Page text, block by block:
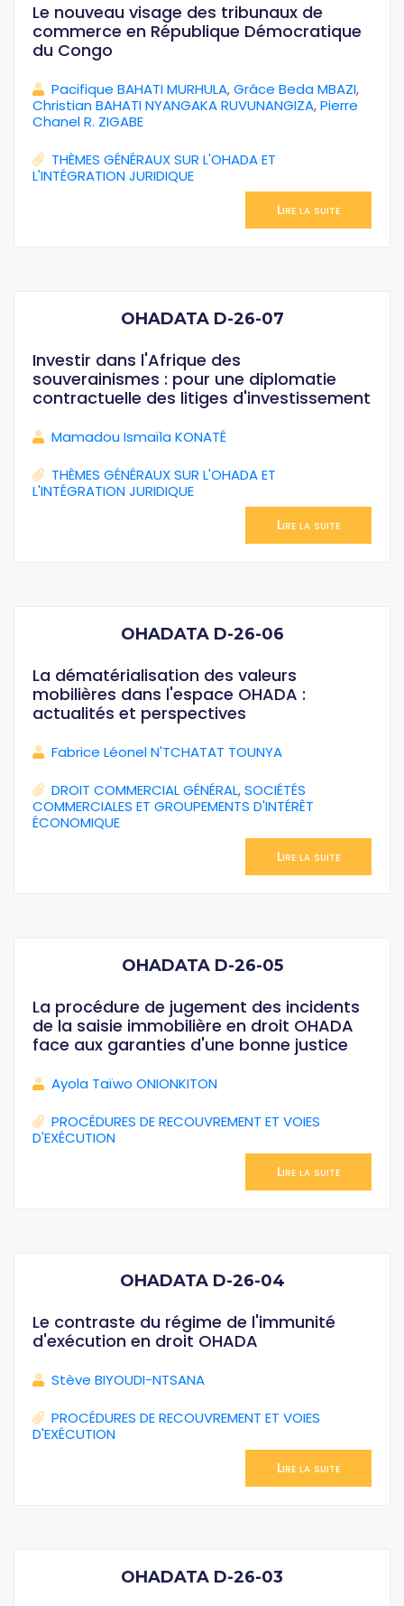
Le nouveau visage des tribunaux de
commerce en République Démocratique
du Congo
Pacifique BAHATI MURHULA,Grâce Beda MBAZI,
Christian BAHATI NYANGAKA RUVUNANGIZA,Pierre
Chanel R. ZIGABE
THÈMES GÉNÉRAUX SUR L'OHADA ET
L'INTÉGRATION JURIDIQUE
Lire la suite
OHADATA D-26-07
Investir dans l'Afrique des
souverainismes : pour une diplomatie
contractuelle des litiges d'investissement
Mamadou Ismaïla KONATÉ
THÈMES GÉNÉRAUX SUR L'OHADA ET
L'INTÉGRATION JURIDIQUE
Lire la suite
OHADATA D-26-06
La dématérialisation des valeurs
mobilières dans l'espace OHADA :
actualités et perspectives
Fabrice Léonel N'TCHATAT TOUNYA
DROIT COMMERCIAL GÉNÉRAL,SOCIÉTÉS
COMMERCIALES ET GROUPEMENTS D'INTÉRÊT
ÉCONOMIQUE
Lire la suite
OHADATA D-26-05
La procédure de jugement des incidents
de la saisie immobilière en droit OHADA
face aux garanties d'une bonne justice
Ayola Taïwo ONIONKITON
PROCÉDURES DE RECOUVREMENT ET VOIES
D'EXÉCUTION
Lire la suite
OHADATA D-26-04
Le contraste du régime de l'immunité
d'exécution en droit OHADA
Stève BIYOUDI-NTSANA
PROCÉDURES DE RECOUVREMENT ET VOIES
D'EXÉCUTION
Lire la suite
OHADATA D-26-03